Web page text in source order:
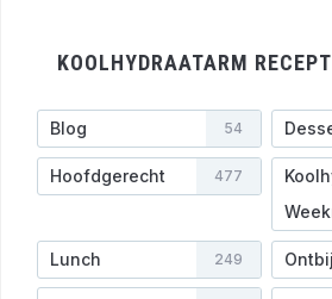
KOOLHYDRAATARM
Blog 54
Hoofdgerecht 477
Lunch 249